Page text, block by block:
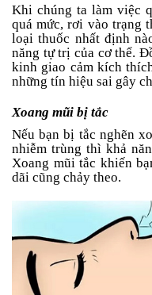
bố
Đồ
dùng
trong
nhà
Tin
tức
FAQ
Khi chúng ta làm việc
quá mức, rơi vào trạng
loại thuốc nhất định
năng tự trị của cơ thể.
kinh giao cảm kích
những tín hiệu sai gây
Xoang mũi bị tắc
Nếu bạn bị tắc nghẽn
nhiễm trùng thì khả
Xoang mũi tắc khiến
dãi cũng chảy theo.